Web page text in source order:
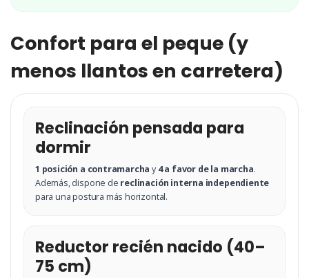
Confort para el peque (y
menos llantos en carretera)
Reclinación pensada para
dormir
1 posición a contramarcha y4 a favor de la marcha.
Además, dispone de reclinación interna independiente
para una postura más horizontal.
Reductor recién nacido (40–
75 cm)